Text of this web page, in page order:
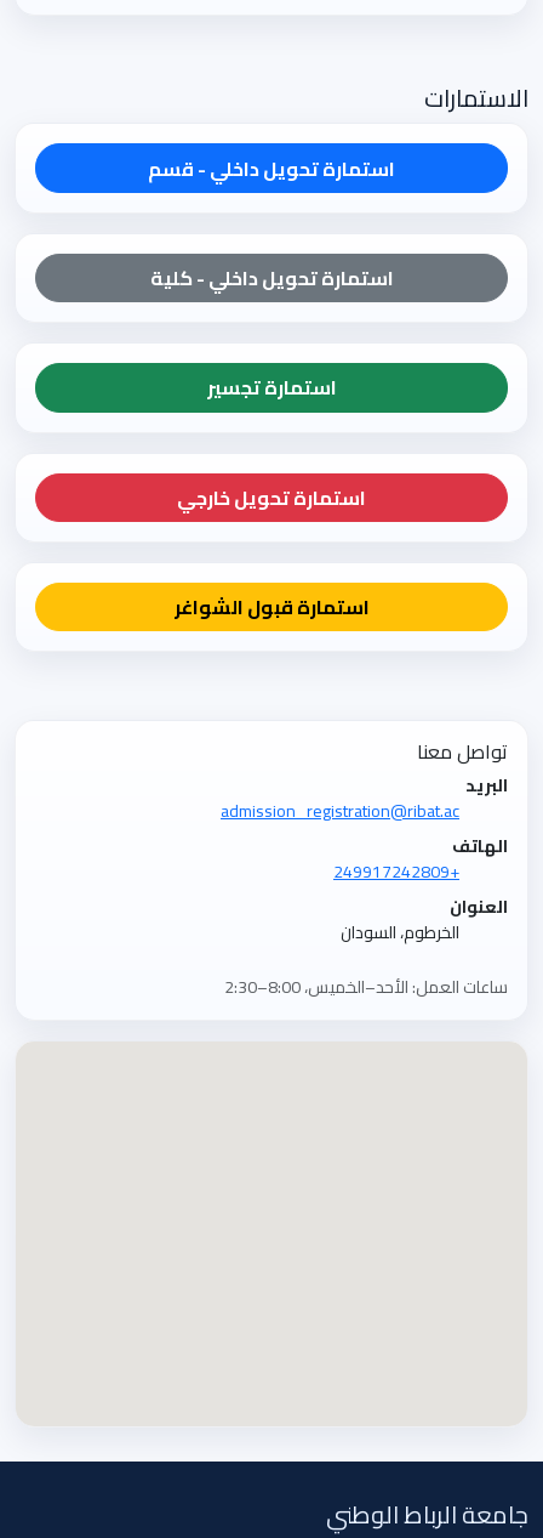
الاستمارات
استمارة تحويل داخلي - قسم
استمارة تحويل داخلي - كلية
استمارة تجسير
استمارة تحويل خارجي
استمارة قبول الشواغر
تواصل معنا
البريد
admission_registration@ribat.ac
الهاتف
+249917242809
العنوان
الخرطوم، السودان
ساعات العمل: الأحد–الخميس، 8:00–2:30
جامعة الرباط الوطني